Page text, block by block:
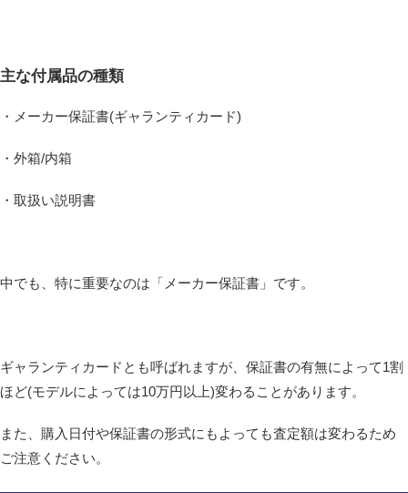
主な付属品の種類
・メーカー保証書(ギャランティカード)
・外箱/内箱
・取扱い説明書
中でも、特に重要なのは「メーカー保証書」です。
ギャランティカードとも呼ばれますが、保証書の有無によって1割
ほど(モデルによっては10万円以上)変わることがあります。
また、購入日付や保証書の形式にもよっても査定額は変わるため
ご注意ください。